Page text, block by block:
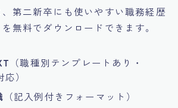
第二新卒にも使いやすい職務経歴
無料でダウンロードできます。
（職種別テンプレートあり・
）
（記入例付きフォーマット）